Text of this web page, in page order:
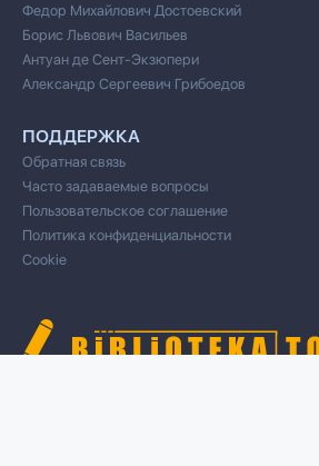
Федор Михайлович Достоевский
Борис Львович Васильев
Антуан де Сент-Экзюпери
Александр Сергеевич Грибоедов
ПОДДЕРЖКА
Обратная связь
Часто задаваемые вопросы
Пользовательское соглашение
Политика конфиденциальности
Cookie